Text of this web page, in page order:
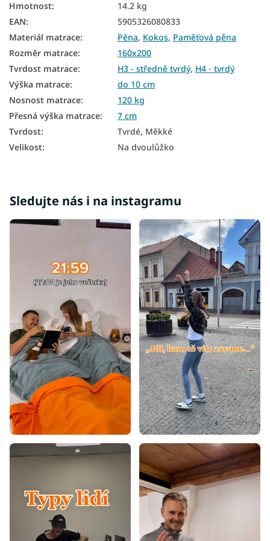
Tenké matrace 160x200
Vrchní matrace tvrdé
Vrchní matrace 7 cm
Hmotnost:
14.2 kg
EAN:
5905326080833
Materiál matrace: Pěna, Kokos, Paměťová pěna
Rozměr matrace:
160x200
Tvrdost matrace: H3 - středně tvrdý, H4 - tvrdý
Výška matrace:
do 10 cm
Nosnost matrace:
120 kg
Přesná výška matrace:
7 cm
Tvrdost:
Tvrdé, Měkké
Velikost: Na dvoulůžko
Sledujte nás i na instagramu